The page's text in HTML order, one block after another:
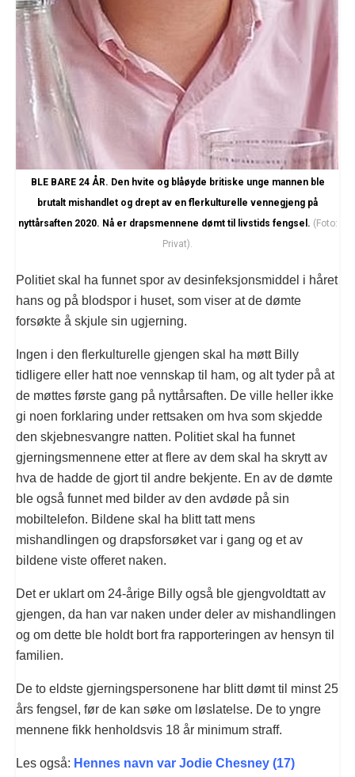
BLE BARE 24 ÅR. Den hvite og blåøyde britiske unge mannen ble
brutalt mishandlet og drept av en flerkulturelle vennegjeng på
nyttårsaften 2020. Nå er drapsmennene dømt til livstids fengsel. (Foto:
Privat).
Politiet skal ha funnet spor av desinfeksjonsmiddel i håret
hans og på blodspor i huset, som viser at de dømte
forsøkte å skjule sin ugjerning.
Ingen i den flerkulturelle gjengen skal ha møtt Billy
tidligere eller hatt noe vennskap til ham, og alt tyder på at
de møttes første gang på nyttårsaften. De ville heller ikke
gi noen forklaring under rettsaken om hva som skjedde
den skjebnesvangre natten. Politiet skal ha funnet
gjerningsmennene etter at flere av dem skal ha skrytt av
hva de hadde de gjort til andre bekjente. En av de dømte
ble også funnet med bilder av den avdøde på sin
mobiltelefon. Bildene skal ha blitt tatt mens
mishandlingen og drapsforsøket var i gang og et av
bildene viste offeret naken.
Det er uklart om 24-årige Billy også ble gjengvoldtatt av
gjengen, da han var naken under deler av mishandlingen
og om dette ble holdt bort fra rapporteringen av hensyn til
familien.
De to eldste gjerningspersonene har blitt dømt til minst 25
års fengsel, før de kan søke om løslatelse. De to yngre
mennene fikk henholdsvis 18 år minimum straff.
Les også: Hennes navn var Jodie Chesney (17)